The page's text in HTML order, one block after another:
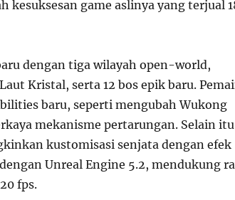
kesuksesan game aslinya yang terjual
dengan tiga wilayah open-world,
Kristal, serta 12 bos epik baru.
baru, seperti mengubah Wukong
mekanisme pertarungan. Selain
kustomisasi senjata dengan efek
Unreal Engine 5.2, mendukung
fps.